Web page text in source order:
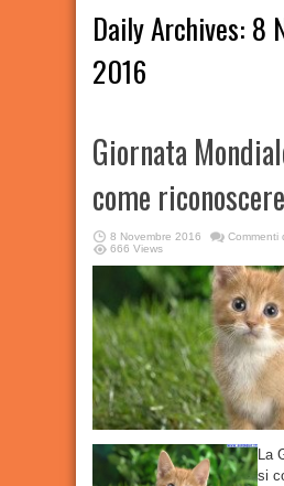
Daily Archives: 8
2016
Giornata
come
8 Novembre 2016 Commenti
666 Views
La
si